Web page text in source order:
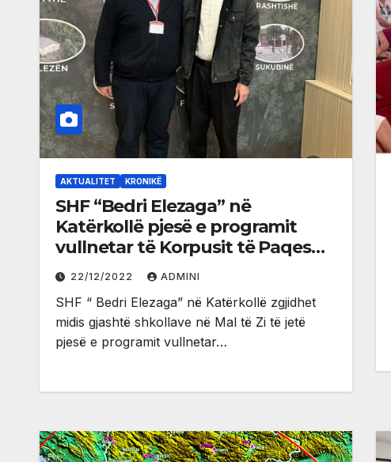
AKTUALITET KRONIKË
SHF “Bedri Elezaga” në
Katërkollë pjesë e programit
vullnetar të Korpusit të Paqes
Amerikane
22/12/2022 ADMINI
SHF “ Bedri Elezaga” në Katërkollë zgjidhet
midis gjashtë shkollave në Mal të Zi të jetë
pjesë e programit vullnetar…